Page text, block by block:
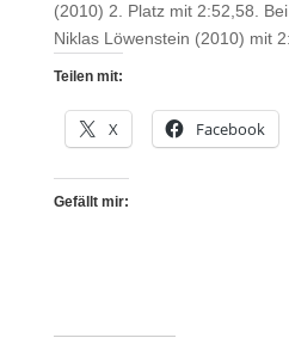
(2010) 2. Platz mit 2:52,58.
Niklas Löwenstein (2010) mit
Teilen mit:
X Facebook
Gefällt mir: